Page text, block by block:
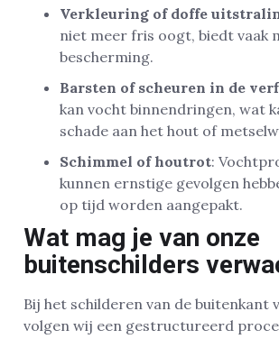
Verkleuring of doffe
niet meer fris oogt, biedt vaak
bescherming.
Barsten of scheuren in de
kan vocht binnendringen, wat
schade aan het hout of
Schimmel of houtrot:
kunnen ernstige gevolgen
op tijd worden aangepakt.
Wat mag je van onze
buitenschilders
Bij het schilderen van de buitenkant
volgen wij een gestructureerd